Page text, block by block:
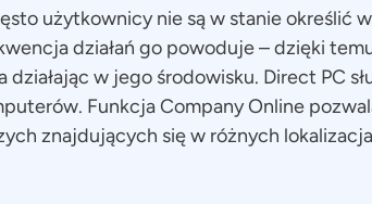
użytkownicy nie są w stanie określić
działań go powoduje – dzięki
działając w jego środowisku. Direct PC
Funkcja Company Online
znajdujących się w różnych